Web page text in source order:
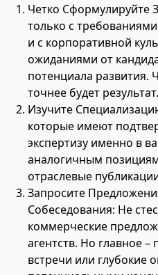
Четко Сформулируйте
только с
и с корпоративной
ожиданиями от
потенциала развития.
точнее будет результат.
Изучите
которые имеют
экспертизу именно в
аналогичным
отраслевые
Запросите
Собеседования: Не
коммерческие
агентств. Но главное
встречи или глубокие